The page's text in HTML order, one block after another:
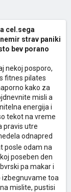
cel.sega
strav paniki
bev porano
nekoj posporo,
fitnes pilates
kako za
misli a
energija i
tekot na vreme
pravis utre
odnapred
posle odam na
poseben den
pa makar i
izbegnuvame toa
mislite, pustisi